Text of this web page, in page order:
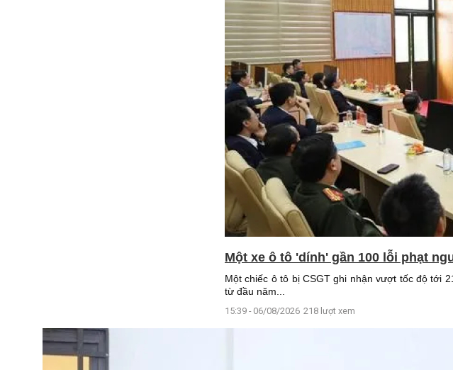
Một xe ô tô 'dính' gần 100 lỗi phạt
Một chiếc ô tô bị CSGT ghi nhận vượt tốc độ tới
từ đầu năm...
15:39 - 06/08/2026 218 lượt xem